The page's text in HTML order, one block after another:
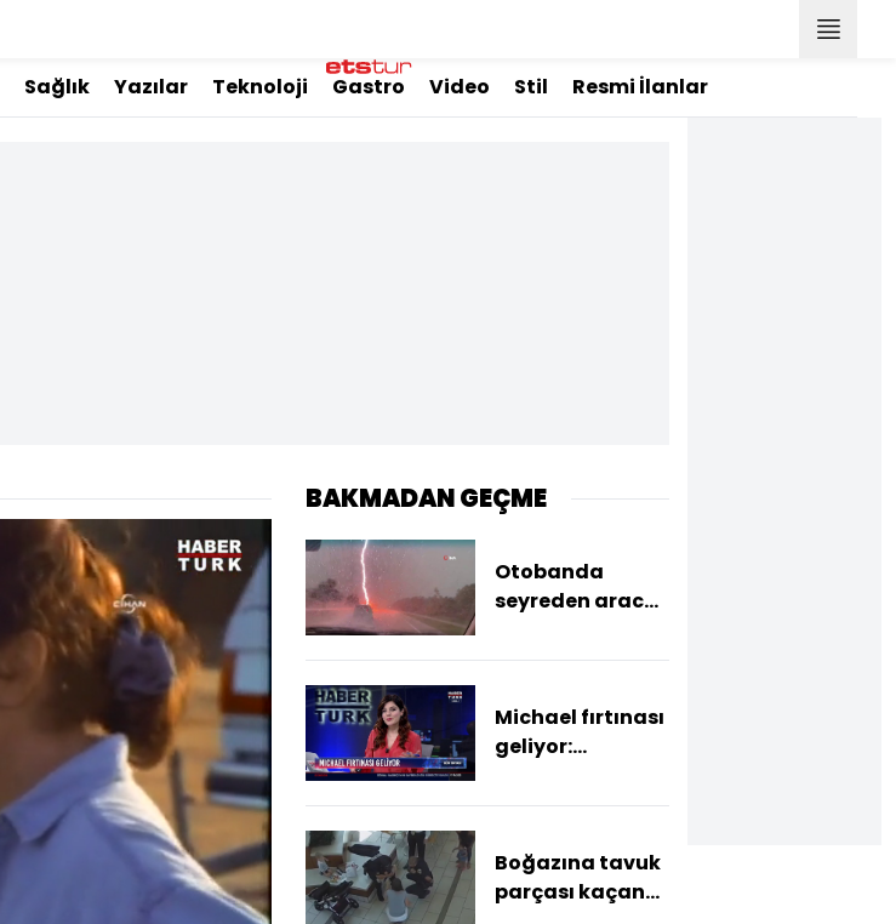
Sağlık Yazılar Teknoloji Gastro Video Stil Resmi İlanlar
BAKMADAN GEÇME
Otobanda
seyreden araca
Michael fırtınası
geliyor:
Florida'ya
bekleniyor
Boğazına tavuk
parçası kaçan